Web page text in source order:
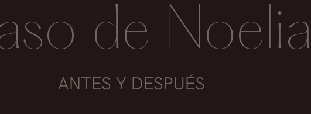
de Noelia
ANTES Y DESPUÉS